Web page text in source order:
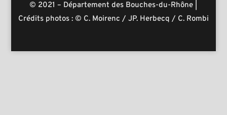
© 2021 – Département des Bouches-du-Rhône
Crédits photos : © C. Moirenc / JP. Herbecq / C. Rombi